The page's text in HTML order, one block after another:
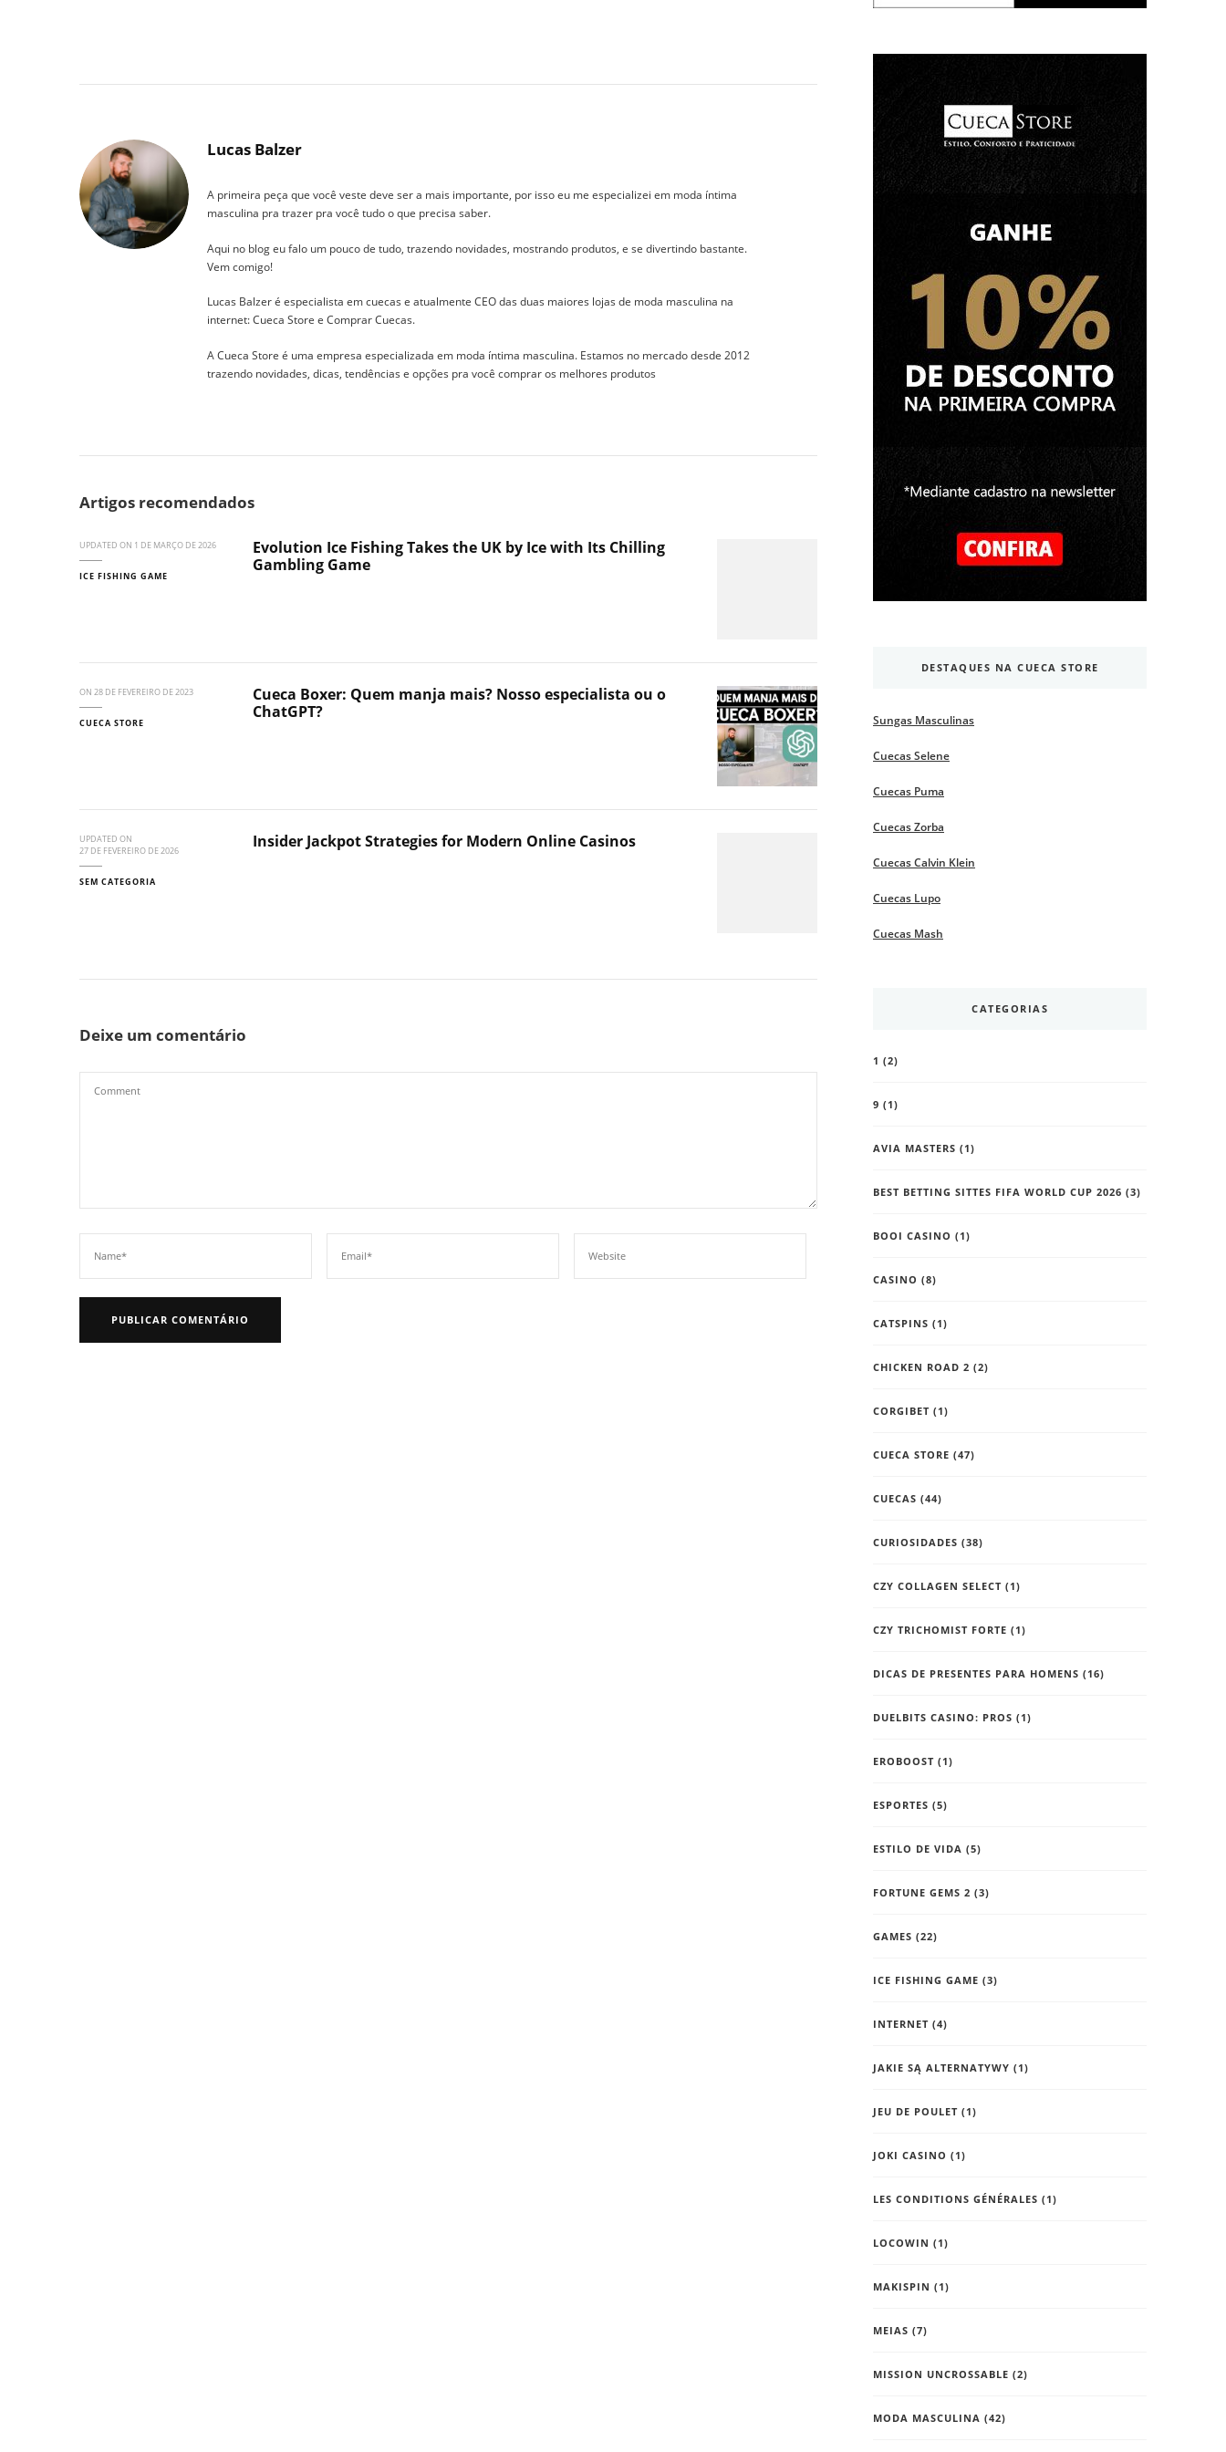
Lucas Balzer
A primeira peça que você veste deve ser a mais importante, por isso eu me especializei em moda íntima
masculina pra trazer pra você tudo o que precisa saber.
Aqui no blog eu falo um pouco de tudo, trazendo novidades, mostrando produtos, e se divertindo bastante.
Vem comigo!
Lucas Balzer é especialista em cuecas e atualmente CEO das duas maiores lojas de moda masculina na
internet: Cueca Store e Comprar Cuecas.
A Cueca Store é uma empresa especializada em moda íntima masculina. Estamos no mercado desde 2012
trazendo novidades, dicas, tendências e opções pra você comprar os melhores produtos
Artigos recomendados
UPDATED ON 1 DE MARÇO DE 2026
ICE FISHING GAME
Evolution Ice Fishing Takes the UK by Ice with Its Chilling
Gambling Game
ON 28 DE FEVEREIRO DE 2023
CUECA STORE
Cueca Boxer: Quem manja mais? Nosso especialista ou o
ChatGPT?
UPDATED ON
27 DE FEVEREIRO DE 2026
SEM CATEGORIA
Insider Jackpot Strategies for Modern Online Casinos
Deixe um comentário
DESTAQUES NA CUECA STORE
Sungas Masculinas
Cuecas Selene
Cuecas Puma
Cuecas Zorba
Cuecas Calvin Klein
Cuecas Lupo
Cuecas Mash
CATEGORIAS
1 (2)
9 (1)
AVIA MASTERS (1)
BEST BETTING SITTES FIFA WORLD CUP 2026 (3)
BOOI CASINO (1)
CASINO (8)
CATSPINS (1)
CHICKEN ROAD 2 (2)
CORGIBET (1)
CUECA STORE (47)
CUECAS (44)
CURIOSIDADES (38)
CZY COLLAGEN SELECT (1)
CZY TRICHOMIST FORTE (1)
DICAS DE PRESENTES PARA HOMENS (16)
DUELBITS CASINO: PROS (1)
EROBOOST (1)
ESPORTES (5)
ESTILO DE VIDA (5)
FORTUNE GEMS 2 (3)
GAMES (22)
ICE FISHING GAME (3)
INTERNET (4)
JAKIE SĄ ALTERNATYWY (1)
JEU DE POULET (1)
JOKI CASINO (1)
LES CONDITIONS GÉNÉRALES (1)
LOCOWIN (1)
MAKISPIN (1)
MEIAS (7)
MISSION UNCROSSABLE (2)
MODA MASCULINA (42)